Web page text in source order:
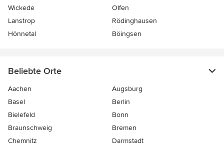
Wickede
Olfen
Lanstrop
Rödinghausen
Hönnetal
Böingsen
Beliebte Orte
Aachen
Augsburg
Basel
Berlin
Bielefeld
Bonn
Braunschweig
Bremen
Chemnitz
Darmstadt